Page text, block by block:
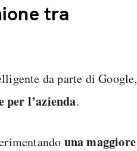
tra
da parte di Google,
per l’azienda.
una maggiore